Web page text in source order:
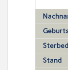
Stand